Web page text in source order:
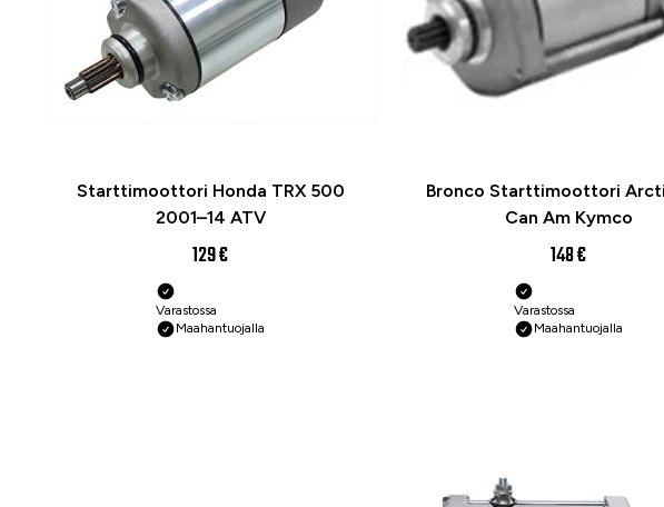
Starttimoottori Honda TRX 500
2001–14 ATV
129 €
Varastossa
Maahantuojalla
Bronco Starttimoottori
Can Am Kymco
148 €
Varastossa
Maahantuojalla